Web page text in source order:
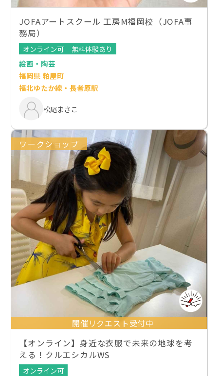
JOFAアートスクール 工房M福岡校（JOFA事
務局）
オンライン可
無料体験あり
絵画・陶芸
福岡県 粕屋町
福北ゆたか線・長者原駅
松尾まさこ
ワークショップ
開催リクエスト受付中
【オンライン】身近な衣服で未来の地球を考
える！クルエシカルWS
オンライン可